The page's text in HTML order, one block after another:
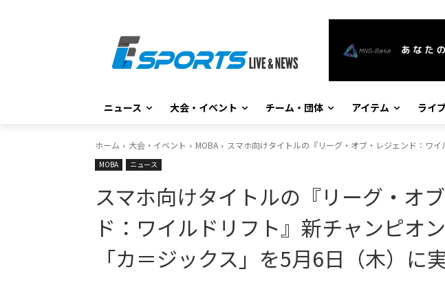
ニュース 大会・イベント チーム・団体 アイテム ライ
ホーム 大会・イベント MOBA スマホ向けタイトルの『リーグ・オブ・レジェンド：ワ
MOBA ニュース
スマホ向けタイトルの『リーグ・オ
ド：ワイルドリフト』新チャンピオ
「カ＝ジックス」を5月6日（木）に